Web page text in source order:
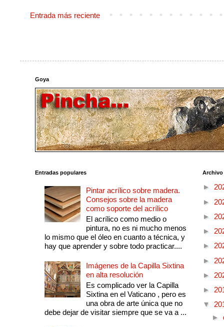
Entrada más reciente
Goya
Entradas populares
Pintar acrílico sobre madera.
Consejos sobre la madera
como soporte del acrílico
El acrílico como medio o
pintura, no es ni mucho menos
lo mismo que el óleo en cuanto a técnica, y
hay que aprender y sobre todo practicar....
Imágenes de la Capilla Sixtina
en alta resolución
Es complicado ver la Capilla
Sixtina en el Vaticano , pero es
una obra de arte única que no
debe dejar de visitar siempre que se va a ...
►
►
►
►
►
►
►
►
▼
►